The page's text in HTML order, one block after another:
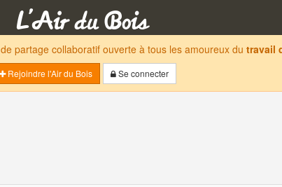
de partage collaboratif ouverte à tous les amoureux du travail
Rejoindre l'Air du Bois
Se connecter